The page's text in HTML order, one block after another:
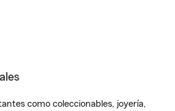
como coleccionables, joyería,